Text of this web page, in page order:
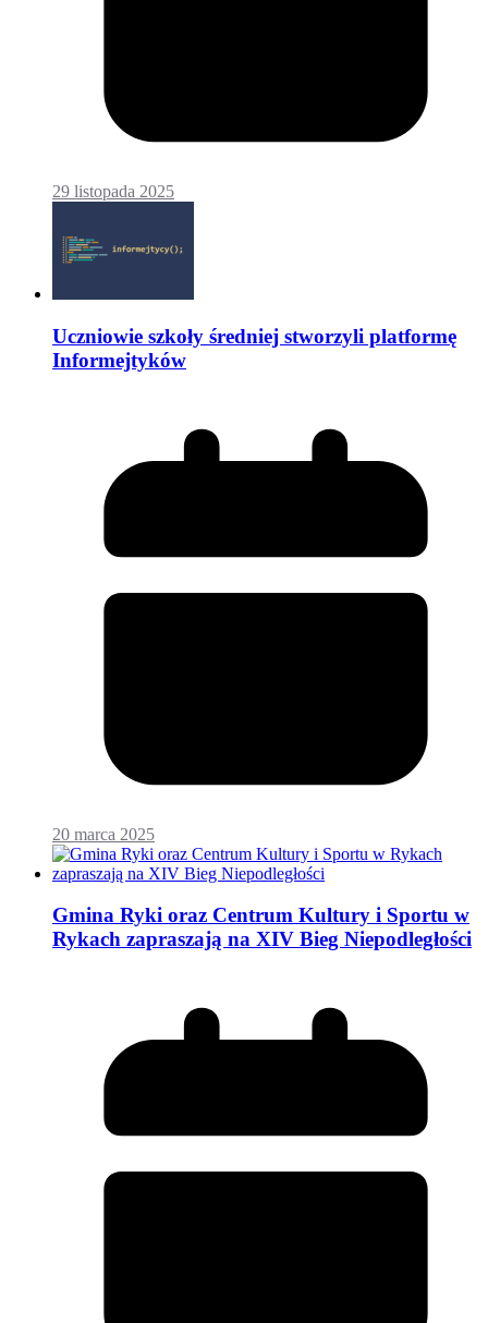
29 listopada 2025
Uczniowie szkoły średniej stworzyli platformę
Informejtyków
20 marca 2025
Gmina Ryki oraz Centrum Kultury i Sportu w
Rykach zapraszają na XIV Bieg Niepodległości